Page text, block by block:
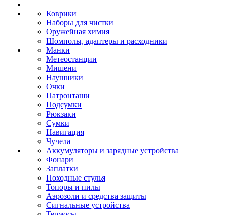
Коврики
Наборы для чистки
Оружейная химия
Шомполы, адаптеры и расходники
Манки
Метеостанции
Мишени
Наушники
Очки
Патронташи
Подсумки
Рюкзаки
Сумки
Навигация
Чучела
Аккумуляторы и зарядные устройства
Фонари
Заплатки
Походные стулья
Топоры и пилы
Аэрозоли и средства защиты
Сигнальные устройства